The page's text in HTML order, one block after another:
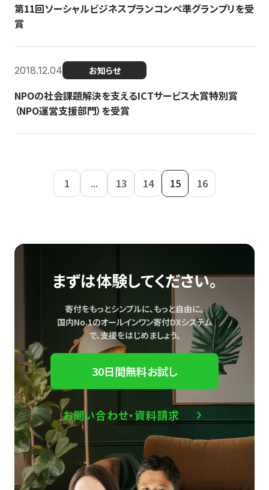
第11回ソーシャルビジネスプランコンペ準グランプリを受
賞
2018.12.04 お知らせ
NPOの社会課題解決を支えるICTサービス大賞特別賞
（NPO運営支援部門）を受賞
1 ... 13 14 15 16
まずは体験してください。
寄付をもっとシンプルに、もっと自由に。
国内No.1のオールインワン寄付DXシステム
で、支援をはじめましょう。
30日間無料お試し
お問い合わせ・資料請求